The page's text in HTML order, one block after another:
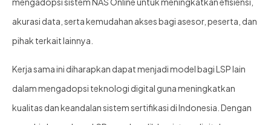
akurasi data, serta kemudahan akses bagi asesor, peserta, dan
pihak terkait lainnya.
Kerja sama ini diharapkan dapat menjadi model bagi LSP lain
dalam mengadopsi teknologi digital guna meningkatkan
kualitas dan keandalan sistem sertifikasi di Indonesia. Dengan